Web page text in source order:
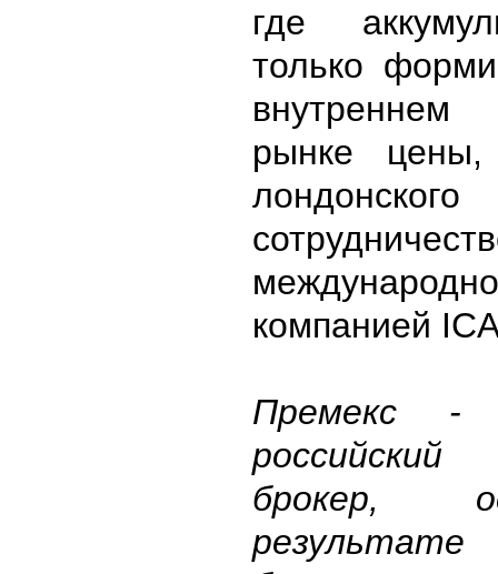
где
только
рынке
компанией
Премекс -
брокер,
результате